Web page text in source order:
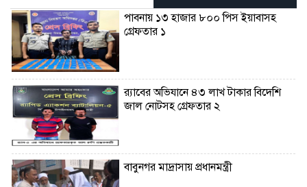
পাবনায় ১৩ হাজার ৮০০ পিস ইয়াবাসহ
গ্রেফতার ১
র‌্যাবের অভিযানে ৪৩ লাখ টাকার বিদেশি
জাল নোটসহ গ্রেফতার ২
বাবুনগর মাদ্রাসায় প্রধানমন্ত্রী